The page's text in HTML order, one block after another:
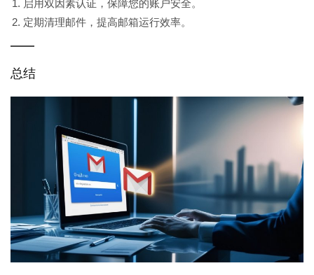
启用双因素认证，保障您的账户安全。
定期清理邮件，提高邮箱运行效率。
总结